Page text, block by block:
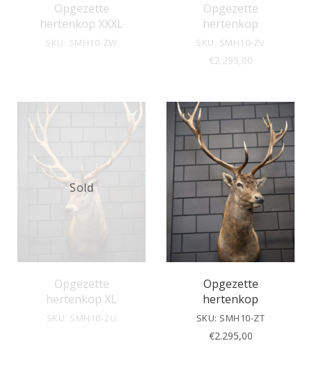
Opgezette
hertenkop XXXL
SKU: SMH10-ZW
Opgezette
hertenkop
SKU: SMH10-ZV
€2.295,00
Opgezette
hertenkop XL
SKU: SMH10-ZU
Sold
Opgezette
hertenkop
SKU: SMH10-ZT
€2.295,00